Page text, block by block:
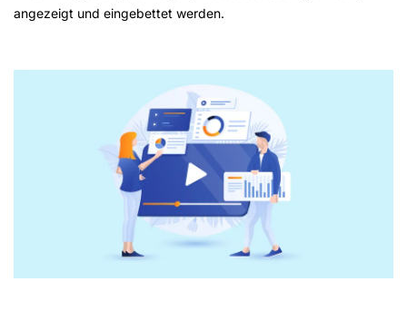
angezeigt und eingebettet werden.